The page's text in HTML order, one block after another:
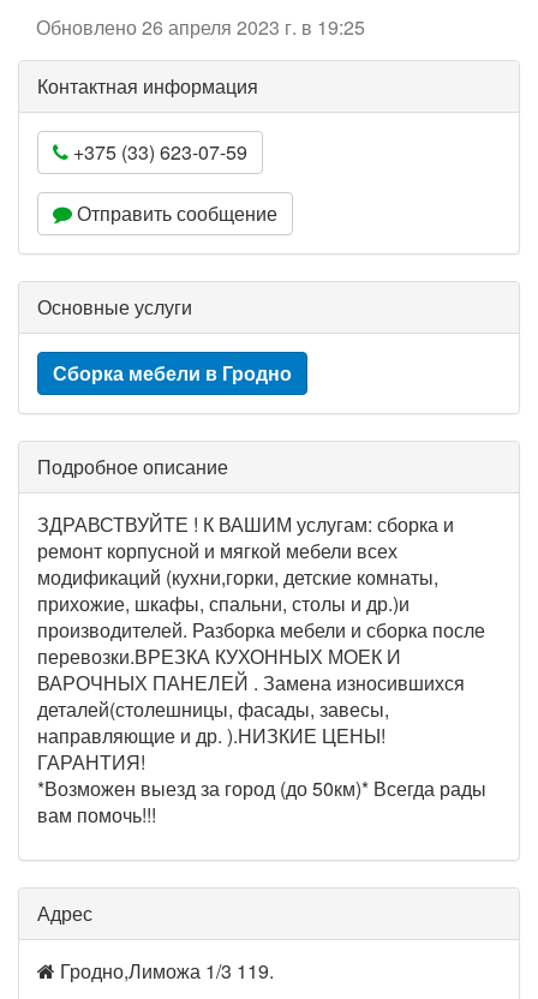
Обновлено 26 апреля 2023 г. в 19:25
Контактная информация
+375 (33) 623-07-59
Отправить сообщение
Основные услуги
Сборка мебели в Гродно
Подробное описание
ЗДРАВСТВУЙТЕ ! К ВАШИМ услугам: сборка и
ремонт корпусной и мягкой мебели всех
модификаций (кухни,горки, детские комнаты,
прихожие, шкафы, спальни, столы и др.)и
производителей. Разборка мебели и сборка после
перевозки.ВРЕЗКА КУХОННЫХ МОЕК И
ВАРОЧНЫХ ПАНЕЛЕЙ . Замена износившихся
деталей(столешницы, фасады, завесы,
направляющие и др. ).НИЗКИЕ ЦЕНЫ!
ГАРАНТИЯ!
*Возможен выезд за город (до 50км)* Всегда рады
вам помочь!!!
Адрес
Гродно,Лиможа 1/3 119.